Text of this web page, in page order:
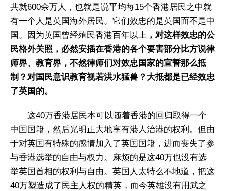
共就600余万人，也就是说平均每15个香港居民之中就
有一个人是英国海外居民。它们效忠的是英国而不是中
国。因为英国曾经殖民香港百年以上 ，对这样效忠的公
民格外关照，必然安插在香港的各个要害部分比方说律
师界、教育界，不然律师们对效忠国家的宣誓那么抵
制？对国民意识教育视若洪水猛兽？大抵都是已经效忠
了英国的。
这40万香港居民本可以随着香港的回归取得一个
中国国籍，然后光明正大地享有港人治港的权利。但由
于对英国有特殊的感情加入了英国国籍，进而丧失了参
与香港选举的自由与权力。麻烦的是这40万也没有选
举英国首相的权利与自由。英国人太特么不地道，把这
40万塑造成了民主人权的精英，而今英雄没有用武之